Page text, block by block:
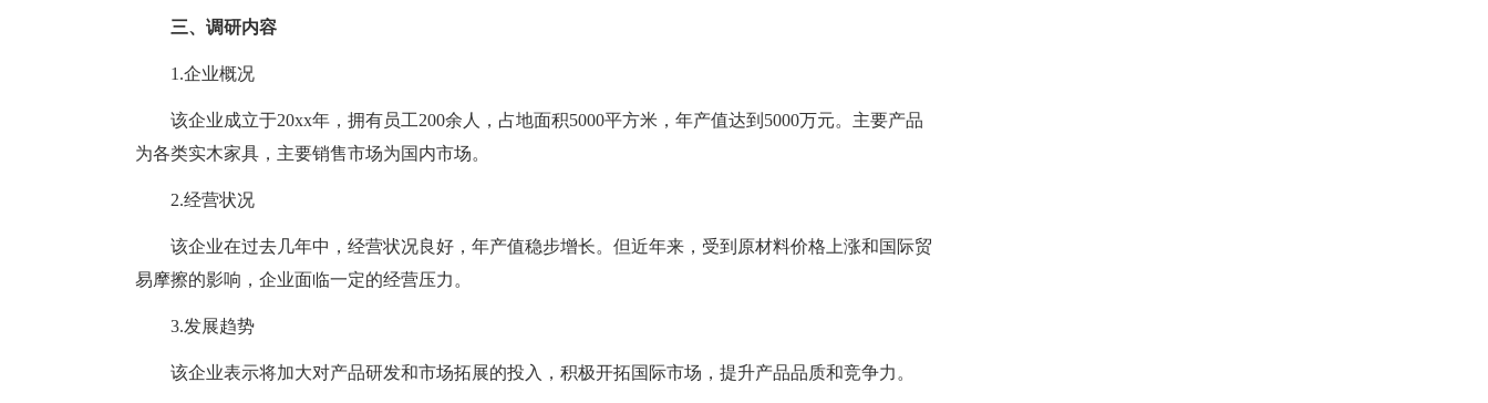
三、调研内容
1.企业概况
该企业成立于20xx年，拥有员工200余人，占地面积5000平方米，年产值达到5000万元。主要产品
为各类实木家具，主要销售市场为国内市场。
2.经营状况
该企业在过去几年中，经营状况良好，年产值稳步增长。但近年来，受到原材料价格上涨和国际贸
易摩擦的影响，企业面临一定的经营压力。
3.发展趋势
该企业表示将加大对产品研发和市场拓展的投入，积极开拓国际市场，提升产品品质和竞争力。